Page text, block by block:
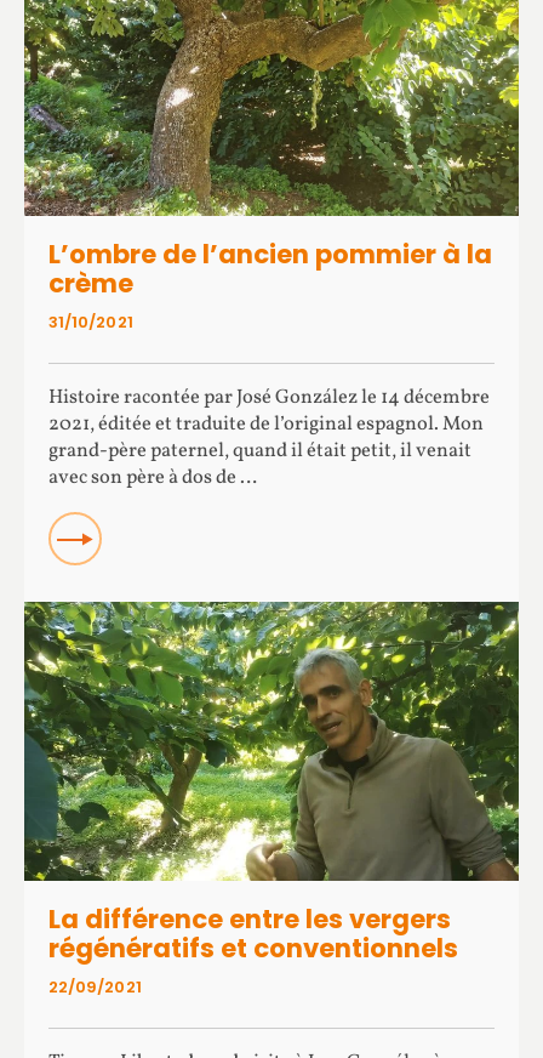
31/10/2021
L’ombre de l’ancien pommier à la
crème
Histoire racontée par José González le 14 décembre
2021, éditée et traduite de l’original espagnol. Mon
grand-père paternel, quand il était petit, il venait
avec son père à dos de …
Read more about L’ombre de l’ancien pommier à la
crème
22/09/2021
La différence entre les vergers
régénératifs et conventionnels